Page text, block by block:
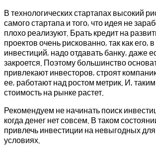
В технологических стартапах высокий
самого стартапа и того, что идея не
плохо реализуют. Брать кредит на
проектов очень рискованно, так как его,
инвестиций, надо отдавать банку, даже
закроется. Поэтому большинство
привлекают инвесторов, строят
ее, работают над ростом метрик. И,
стоимость на рынке растет.
Рекомендуем не начинать поиск
когда денег нет совсем. В таком
привлечь инвестиции на невыгодных
условиях.